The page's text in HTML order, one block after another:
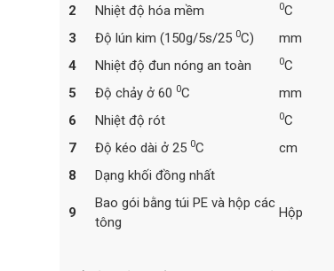
2
Nhiệt độ hóa mềm 0C
3
Độ lún kim (150g/5s/25 0C) mm
4
Nhiệt độ đun nóng an toàn 0C
5
Độ chảy ở 60 0C mm
6
Nhiệt độ rót 0C
7
Độ kéo dài ở 25 0C cm
8
Dạng khối đồng nhất
9
Bao gói bằng túi PE và hộp các
tông
Hộp